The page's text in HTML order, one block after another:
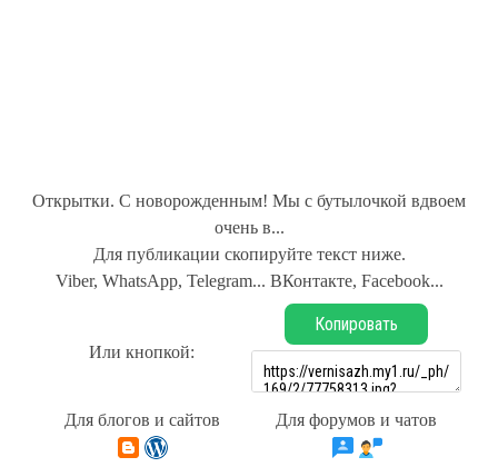
Открытки. С новорожденным! Мы с бутылочкой вдвоем
очень в...
Для публикации скопируйте текст ниже.
Viber, WhatsApp, Telegram... ВКонтакте, Facebook...
Или кнопкой:
Копировать
Для блогов и сайтов Для форумов и чатов